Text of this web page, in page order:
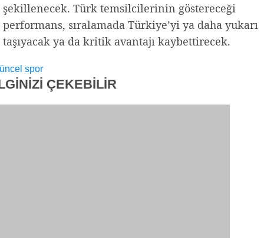
şekillenecek. Türk temsilcilerinin göstereceği
performans, sıralamada Türkiye’yi ya daha yukarı
taşıyacak ya da kritik avantajı kaybettirecek.
spor
ÇEKEBİLİR